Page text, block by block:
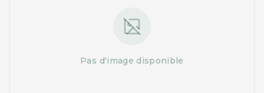
Pas d'image disponible